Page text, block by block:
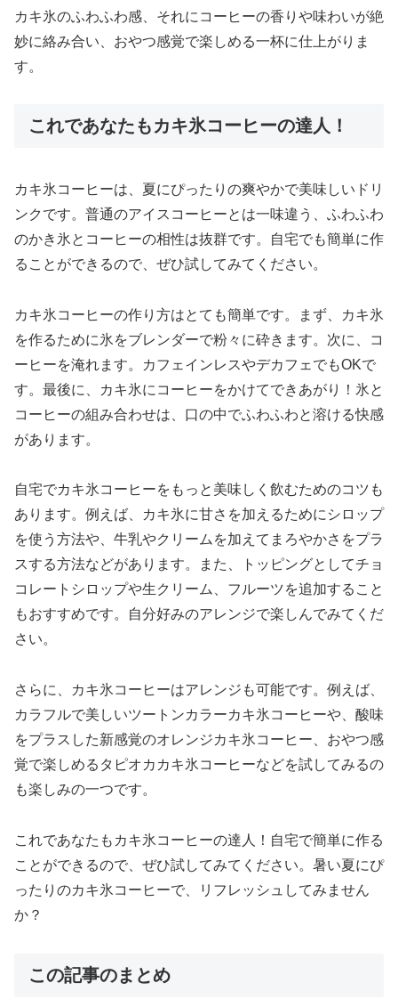
カキ氷のふわふわ感、それにコーヒーの香りや味わいが絶
妙に絡み合い、おやつ感覚で楽しめる一杯に仕上がりま
す。
これであなたもカキ氷コーヒーの達人！
カキ氷コーヒーは、夏にぴったりの爽やかで美味しいドリ
ンクです。普通のアイスコーヒーとは一味違う、ふわふわ
のかき氷とコーヒーの相性は抜群です。自宅でも簡単に作
ることができるので、ぜひ試してみてください。
カキ氷コーヒーの作り方はとても簡単です。まず、カキ氷
を作るために氷をブレンダーで粉々に砕きます。次に、コ
ーヒーを淹れます。カフェインレスやデカフェでもOKで
す。最後に、カキ氷にコーヒーをかけてできあがり！氷と
コーヒーの組み合わせは、口の中でふわふわと溶ける快感
があります。
自宅でカキ氷コーヒーをもっと美味しく飲むためのコツも
あります。例えば、カキ氷に甘さを加えるためにシロップ
を使う方法や、牛乳やクリームを加えてまろやかさをプラ
スする方法などがあります。また、トッピングとしてチョ
コレートシロップや生クリーム、フルーツを追加すること
もおすすめです。自分好みのアレンジで楽しんでみてくだ
さい。
さらに、カキ氷コーヒーはアレンジも可能です。例えば、
カラフルで美しいツートンカラーカキ氷コーヒーや、酸味
をプラスした新感覚のオレンジカキ氷コーヒー、おやつ感
覚で楽しめるタピオカカキ氷コーヒーなどを試してみるの
も楽しみの一つです。
これであなたもカキ氷コーヒーの達人！自宅で簡単に作る
ことができるので、ぜひ試してみてください。暑い夏にぴ
ったりのカキ氷コーヒーで、リフレッシュしてみません
か？
この記事のまとめ